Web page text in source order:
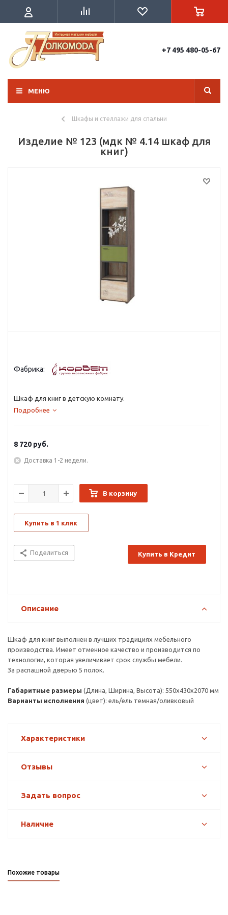
+7 495 480-05-67
МЕНЮ
Шкафы и стеллажи для спальни
Изделие № 123 (мдк № 4.14 шкаф для
книг)
Фабрика:
Шкаф для книг в детскую комнату.
Подробнее
8 720 руб.
Доставка 1-2 недели.
В корзину
Купить в 1 клик
Поделиться Купить в Кредит
Описание
Шкаф для книг выполнен в лучших традициях мебельного
производства. Имеет отменное качество и производится по
технологии, которая увеличивает срок службы мебели.
За распашной дверью 5 полок.
Габаритные размеры (Длина, Ширина, Высота): 550х430х2070 мм
Варианты исполнения (цвет): ель/ель темная/оливковый
Характеристики
Отзывы
Задать вопрос
Наличие
Похожие товары